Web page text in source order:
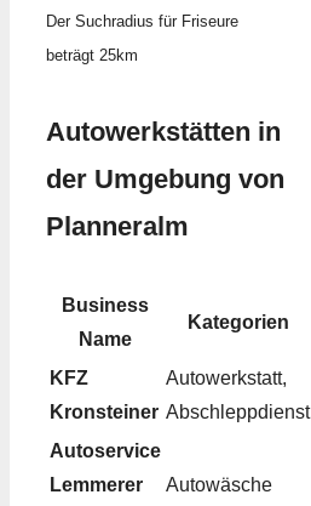
Der Suchradius für Friseure
beträgt 25km
Autowerkstätten in
der Umgebung von
Planneralm
Business
Name
Kategorien
KFZ
Kronsteiner
Autowerkstatt,
Abschleppdienst
Autoservice
Lemmerer
Autowäsche